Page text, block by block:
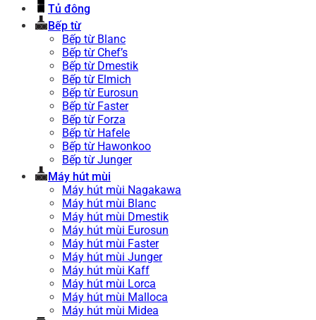
Tủ đông
Bếp từ
Bếp từ Blanc
Bếp từ Chef’s
Bếp từ Dmestik
Bếp từ Elmich
Bếp từ Eurosun
Bếp từ Faster
Bếp từ Forza
Bếp từ Hafele
Bếp từ Hawonkoo
Bếp từ Junger
Máy hút mùi
Máy hút mùi Nagakawa
Máy hút mùi Blanc
Máy hút mùi Dmestik
Máy hút mùi Eurosun
Máy hút mùi Faster
Máy hút mùi Junger
Máy hút mùi Kaff
Máy hút mùi Lorca
Máy hút mùi Malloca
Máy hút mùi Midea